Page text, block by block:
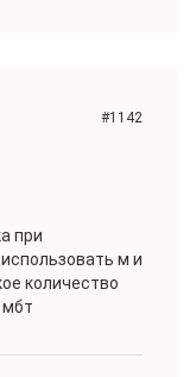
#1142
при
м и
количество